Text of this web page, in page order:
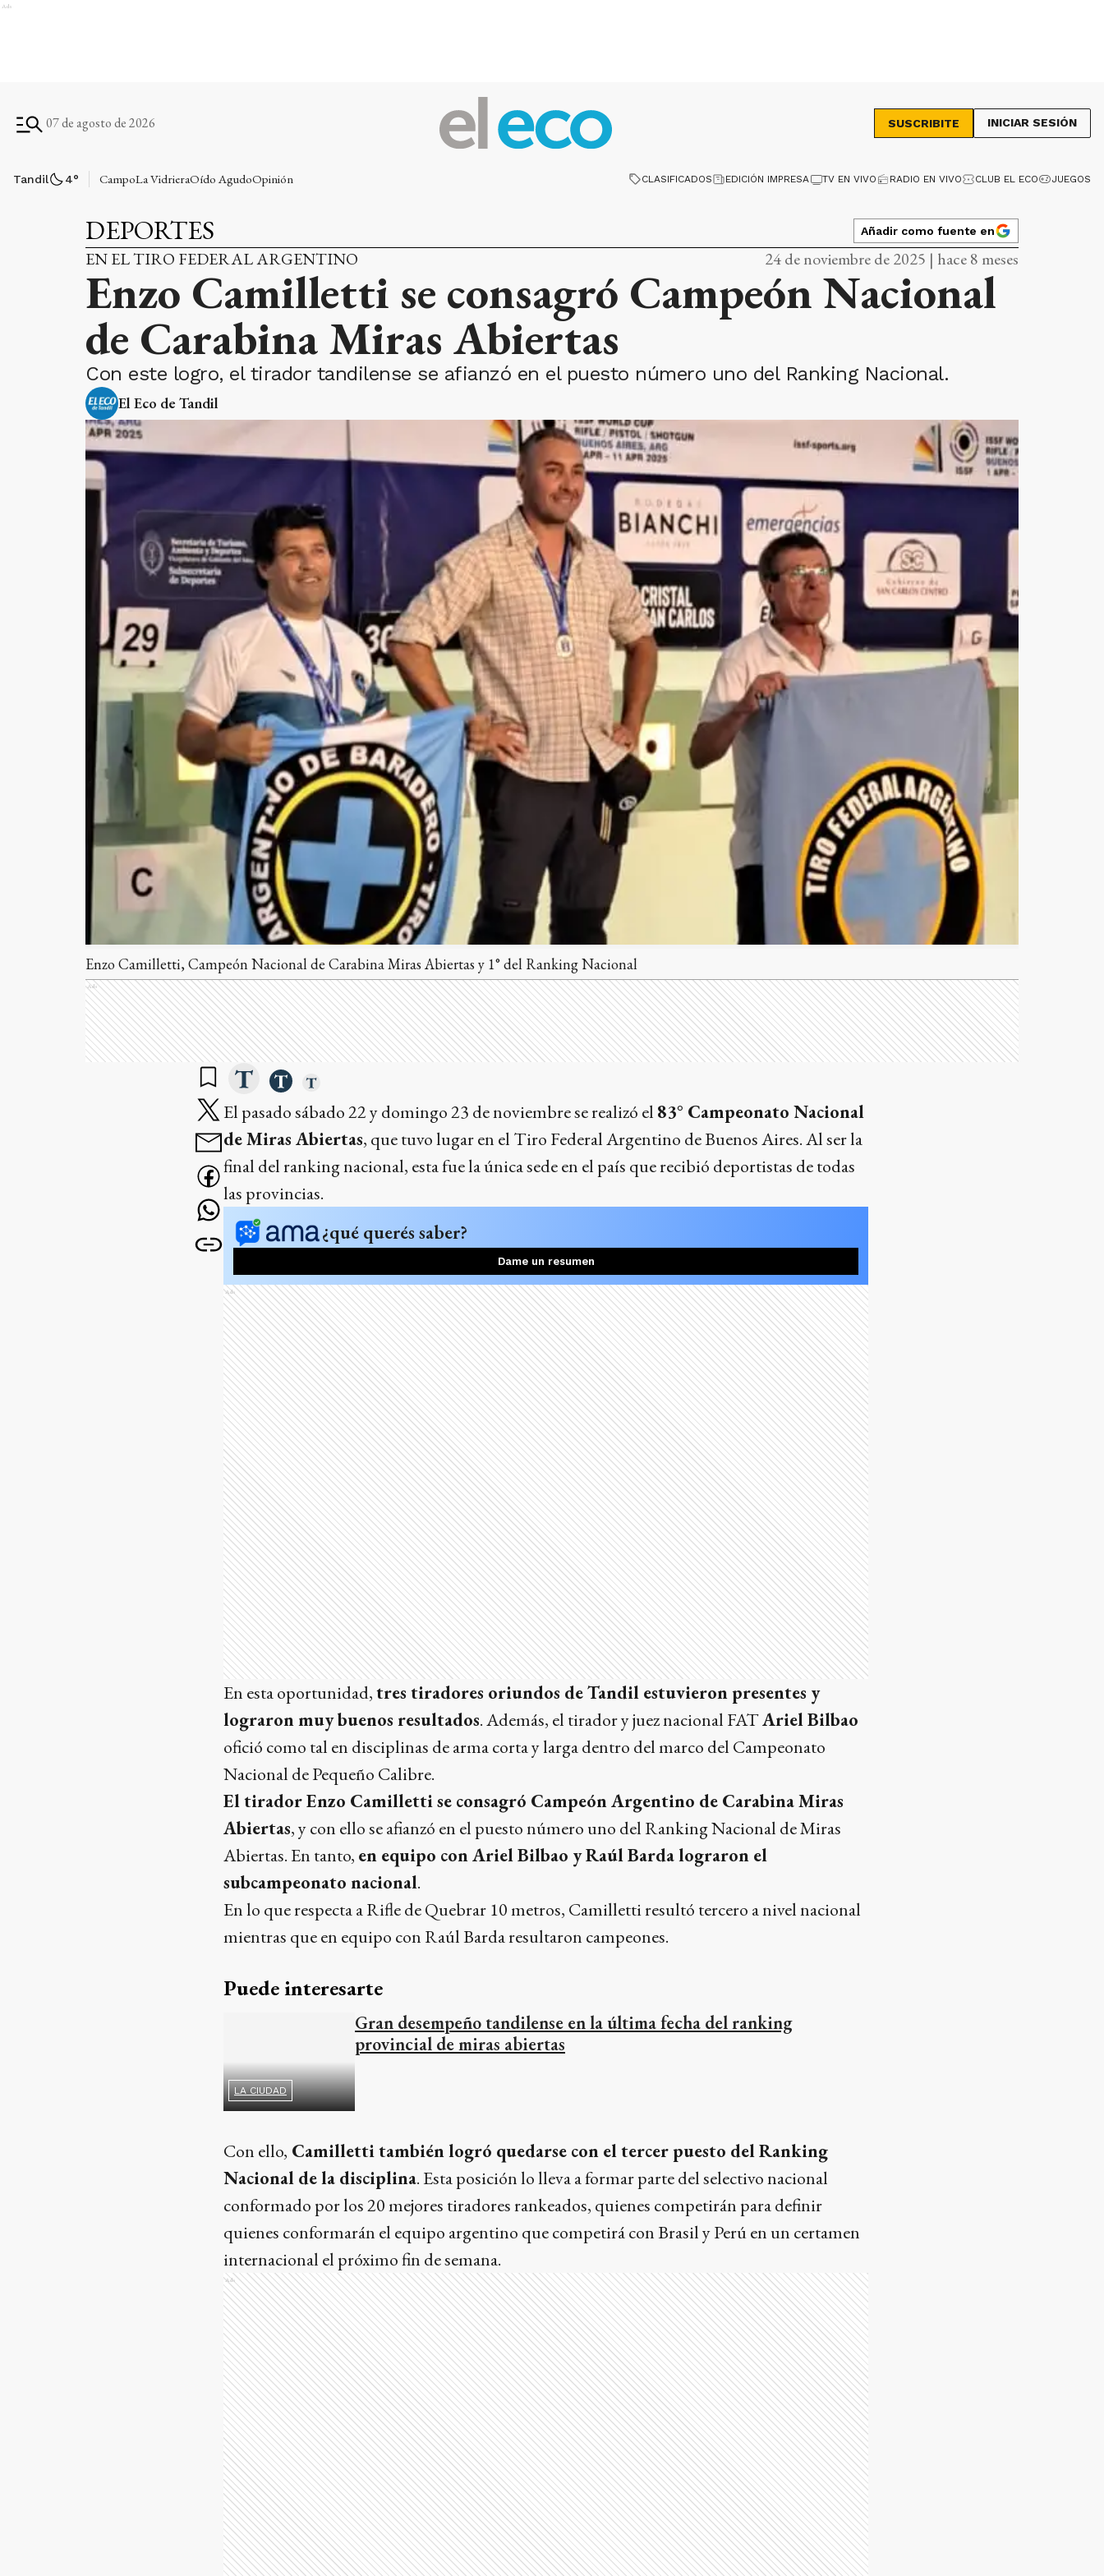
Ads
07 de agosto de 2026 SUSCRIBITE INICIAR SESIÓN
Tandil 4° CampoLa VidrieraOído AgudoOpinión CLASIFICADOS EDICIÓN IMPRESA TV EN VIVO RADIO EN VIVO CLUB EL ECO JUEGOS
DEPORTES Añadir como fuente en
EN EL TIRO FEDERAL ARGENTINO 24 de noviembre de 2025 | hace 8 meses
Enzo Camilletti se consagró Campeón Nacional
de Carabina Miras Abiertas
Con este logro, el tirador tandilense se afianzó en el puesto número uno del Ranking Nacional.
El Eco de Tandil
Enzo Camilletti, Campeón Nacional de Carabina Miras Abiertas y 1° del Ranking Nacional
Ads
El pasado sábado 22 y domingo 23 de noviembre se realizó el 83° Campeonato Nacional
de Miras Abiertas, que tuvo lugar en el Tiro Federal Argentino de Buenos Aires. Al ser la
final del ranking nacional, esta fue la única sede en el país que recibió deportistas de todas
las provincias.
¿qué querés saber?
Dame un resumen
Ads
En esta oportunidad,tres tiradores oriundos de Tandil estuvieron presentes y
lograron muy buenos resultados. Además, el tirador y juez nacional FATAriel Bilbao
ofició como tal en disciplinas de arma corta y larga dentro del marco del Campeonato
Nacional de Pequeño Calibre.
El tirador Enzo Camilletti se consagró Campeón Argentino de Carabina Miras
Abiertas, y con ello se afianzó en el puesto número uno del Ranking Nacional de Miras
Abiertas. En tanto, en equipo con Ariel Bilbao y Raúl Barda lograron el
subcampeonato nacional.
En lo que respecta a Rifle de Quebrar 10 metros, Camilletti resultó tercero a nivel nacional
mientras que en equipo con Raúl Barda resultaron campeones.
Puede interesarte
LA CIUDAD
Gran desempeño tandilense en la última fecha del ranking
provincial de miras abiertas
Con ello, Camilletti también logró quedarse con el tercer puesto del Ranking
Nacional de la disciplina. Esta posición lo lleva a formar parte del selectivo nacional
conformado por los 20 mejores tiradores rankeados, quienes competirán para definir
quienes conformarán el equipo argentino que competirá con Brasil y Perú en un certamen
internacional el próximo fin de semana.
Ads